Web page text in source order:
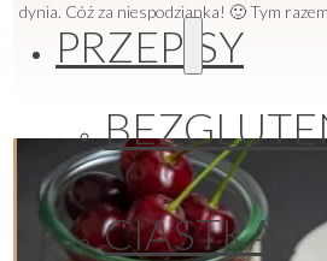
PRZEPISY
CIASTKA
dynia. Cóż za niespodzianka! 🙂 Tym